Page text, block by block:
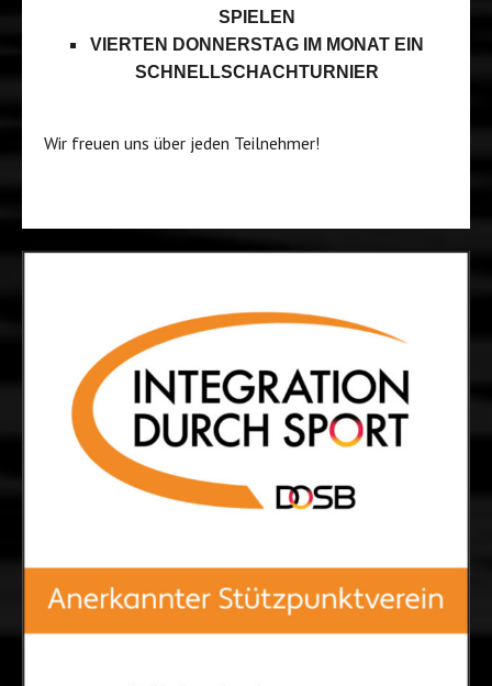
SPIELEN
VIERTEN DONNERSTAG IM MONAT EIN
SCHNELLSCHACHTURNIER
Wir freuen uns über jeden Teilnehmer!